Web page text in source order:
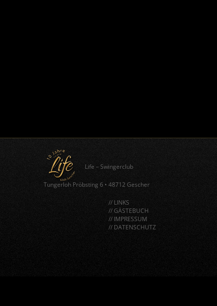
Life – Swingerclub
Tungerloh Pröbsting 6 • 48712 Gescher
// LINKS
// GÄSTEBUCH
// IMPRESSUM
// DATENSCHUTZ